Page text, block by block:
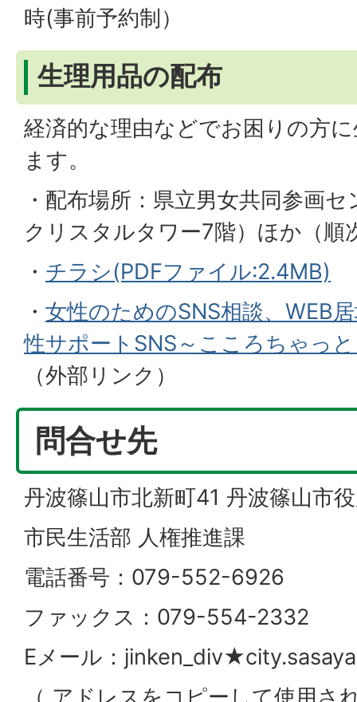
時(事前予約制）
生理用品の配布
経済的な理由などでお困りの方
ます。
・配布場所：県立男女共同参画
クリスタルタワー7階）ほか（順
・ チラシ(PDFファイル:2.4MB)
・ 女性のためのSNS相談、WEB
性サポートSNS～こころちゃっ
（外部リンク）
問合せ先
丹波篠山市北新町41 丹波篠山市
市民生活部 人権推進課
電話番号：079-552-6926
ファックス：079-554-2332
Eメール：